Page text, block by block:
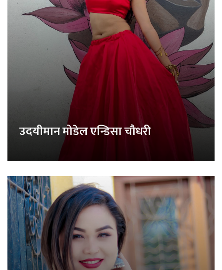
उदयीमान मोडेल एन्डिसा चौधरी